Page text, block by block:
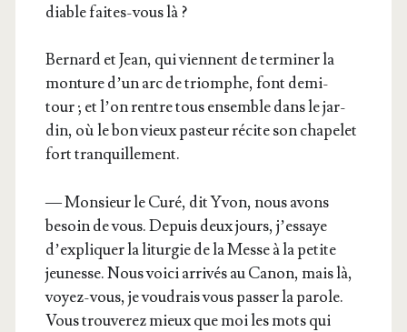
diable faites-vous là ?
Ber­nard et Jean, qui viennent de ter­mi­ner la
mon­ture d’un arc de triomphe, font demi-
tour ; et l’on rentre tous ensemble dans le jar­
din, où le bon vieux pas­teur récite son cha­pe­let
fort tranquillement.
— Mon­sieur le Curé, dit Yvon, nous avons
besoin de vous. Depuis deux jours, j’essaye
d’expliquer la litur­gie de la Messe à la petite
jeu­nesse. Nous voi­ci arri­vés au Canon, mais là,
voyez-vous, je vou­drais vous pas­ser la parole.
Vous trou­ve­rez mieux que moi les mots qui